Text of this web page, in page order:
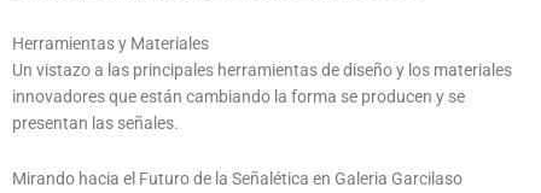
Herramientas y Materiales
Un vistazo a las principales herramientas de diseño y los materiales
innovadores que están cambiando la forma se producen y se
presentan las señales.
Mirando hacia el Futuro de la Señalética en Galeria Garcilaso